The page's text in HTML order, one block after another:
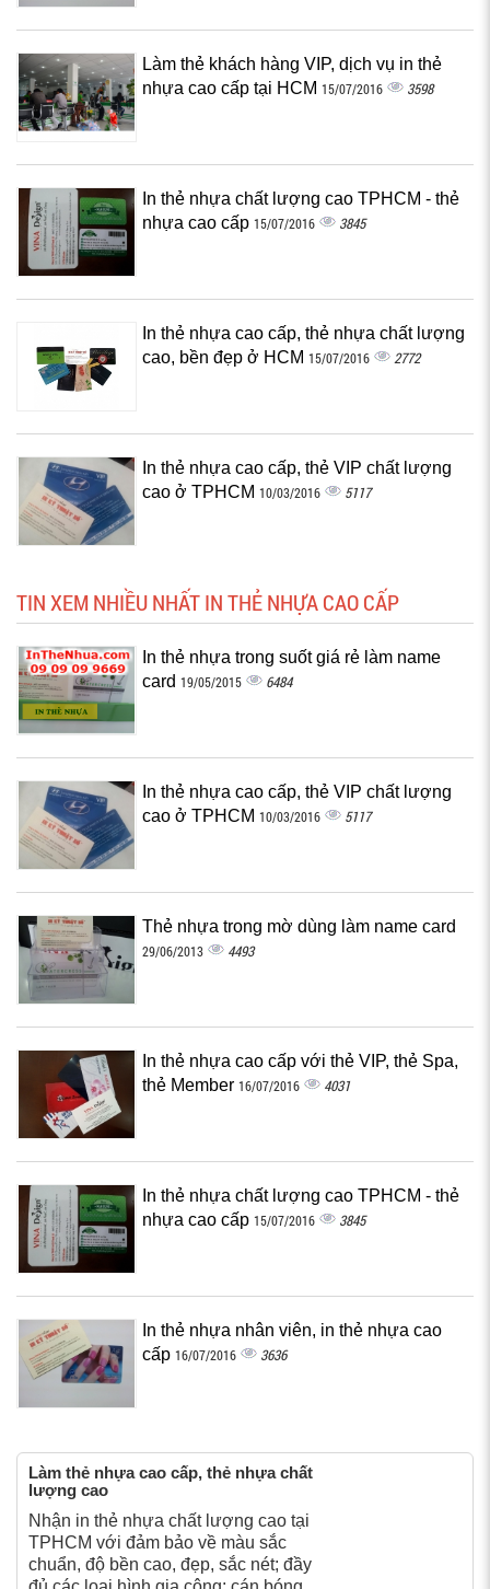
Làm thẻ khách hàng VIP, dịch vụ in thẻ
nhựa cao cấp tại HCM 15/07/2016 3598
In thẻ nhựa chất lượng cao TPHCM - thẻ
nhựa cao cấp 15/07/2016 3845
In thẻ nhựa cao cấp, thẻ nhựa chất lượng
cao, bền đẹp ở HCM 15/07/2016 2772
In thẻ nhựa cao cấp, thẻ VIP chất lượng
cao ở TPHCM 10/03/2016 5117
TIN XEM NHIỀU NHẤT IN THẺ NHỰA CAO CẤP
In thẻ nhựa trong suốt giá rẻ làm name
card 19/05/2015 6484
In thẻ nhựa cao cấp, thẻ VIP chất lượng
cao ở TPHCM 10/03/2016 5117
Thẻ nhựa trong mờ dùng làm name card
29/06/2013 4493
In thẻ nhựa cao cấp với thẻ VIP, thẻ Spa,
thẻ Member 16/07/2016 4031
In thẻ nhựa chất lượng cao TPHCM - thẻ
nhựa cao cấp 15/07/2016 3845
In thẻ nhựa nhân viên, in thẻ nhựa cao
cấp 16/07/2016 3636
Làm thẻ nhựa cao cấp, thẻ nhựa chất
lượng cao
Nhận in thẻ nhựa chất lượng cao tại
TPHCM với đảm bảo về màu sắc
chuẩn, độ bền cao, đẹp, sắc nét; đầy